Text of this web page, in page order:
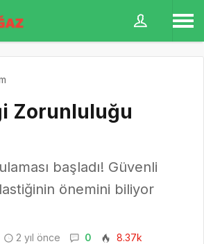
Zorunluluğu
başladı! Güvenli
önemini biliyor
2 yıl önce 0
8.37k